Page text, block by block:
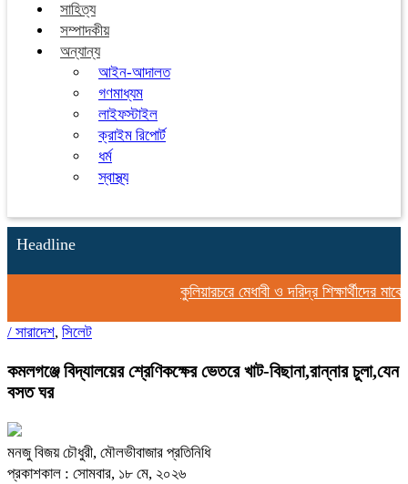
সাহিত্য
সম্পাদকীয়
অন্যান্য
আইন-আদালত
গণমাধ্যম
লাইফস্টাইল
ক্রাইম রিপোর্ট
ধর্ম
স্বাস্থ্য
Headline
কুলিয়ারচরে মেধাবী ও দরিদ্র শিক্ষার্থীদের
/ সারাদেশ, সিলেট
কমলগঞ্জে বিদ্যালয়ের শ্রেণিকক্ষের ভেতরে খাট-বিছানা,রান্নার চুলা,যেন
বসত ঘর
মনজু বিজয় চৌধুরী, মৌলভীবাজার প্রতিনিধি
প্রকাশকাল : সোমবার, ১৮ মে, ২০২৬